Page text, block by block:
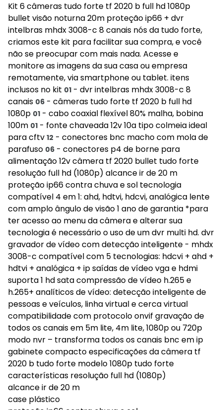
Kit 6 câmeras tudo forte tf 2020 b full hd 1080p
bullet visão noturna 20m proteção ip66 + dvr
intelbras mhdx 3008-c 8 canais nós da tudo forte,
criamos este kit para facilitar sua compra, e você
não se preocupar com mais nada. Acesse e
monitore as imagens da sua casa ou empresa
remotamente, via smartphone ou tablet. itens
inclusos no kit 01 - dvr intelbras mhdx 3008-c 8
canais 06 - câmeras tudo forte tf 2020 b full hd
1080p 01 - cabo coaxial flexível 80% malha, bobina
100m 01 - fonte chaveada 12v 10a tipo colmeia ideal
para cftv 12 - conectores bnc macho com mola de
parafuso 06 - conectores p4 de borne para
alimentação 12v câmera tf 2020 bullet tudo forte
resolução full hd (1080p) alcance ir de 20 m
proteção ip66 contra chuva e sol tecnologia
compatível 4 em 1: ahd, hdtvi, hdcvi, analógica lente
com amplo ângulo de visão 1 ano de garantia *para
ter acesso ao menu da câmera e alterar sua
tecnologia é necessário o uso de um dvr multi hd. dvr
gravador de vídeo com detecção inteligente - mhdx
3008-c compatível com 5 tecnologias: hdcvi + ahd +
hdtvi + analógica + ip saídas de vídeo vga e hdmi
suporta 1 hd sata compressão de vídeo h.265 e
h.265+ analíticos de vídeo: detecção inteligente de
pessoas e veículos, linha virtual e cerca virtual
compatibilidade com protocolo onvif gravação de
todos os canais em 5m lite, 4m lite, 1080p ou 720p
modo nvr – transforma todos os canais bnc em ip
gabinete compacto especificações da câmera tf
2020 b tudo forte modelo 1080p tudo forte
características resolução full hd (1080p)
alcance ir de 20 m
case plástico